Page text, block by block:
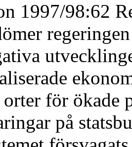
1997/98:62
för ökade
på